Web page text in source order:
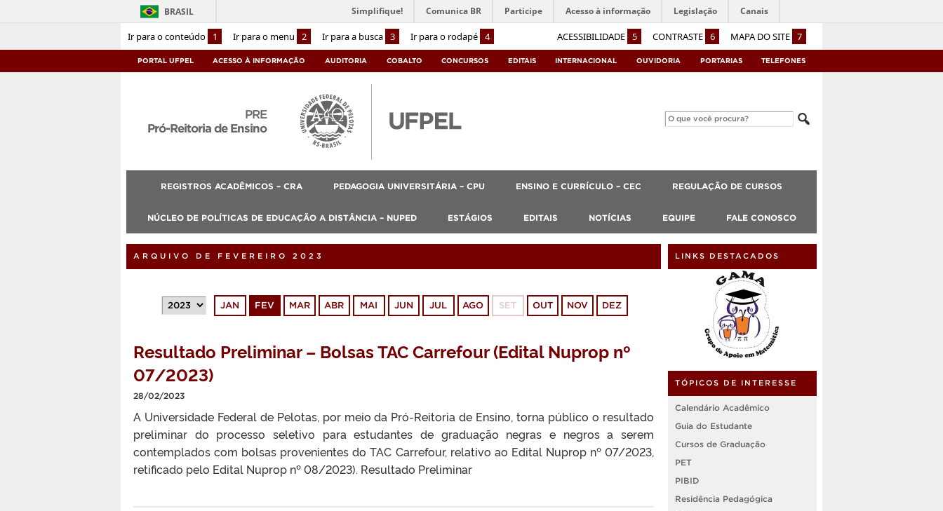
Ir para o conteúdo 1 Ir para o menu 2 Ir para a busca 3 Ir para o rodapé 4 ACESSIBILIDADE 5 CONTRASTE 6 MAPA DO SITE 7
BRASIL Simplifique! Comunica BR Participe Acesso à informação Legislação Canais
PORTAL UFPEL ACESSO À INFORMAÇÃO AUDITORIA COBALTO CONCURSOS EDITAIS INTERNACIONAL OUVIDORIA PORTARIAS TELEFONES
PRE
Pró-Reitoria de Ensino
REGISTROS ACADÊMICOS – CRA PEDAGOGIA UNIVERSITÁRIA – CPU ENSINO E CURRÍCULO – CEC REGULAÇÃO DE CURSOS
NÚCLEO DE POLÍTICAS DE EDUCAÇÃO A DISTÂNCIA – NUPED ESTÁGIOS EDITAIS NOTÍCIAS EQUIPE FALE CONOSCO
ARQUIVO DE FEVEREIRO 2023
JAN FEV MAR ABR MAI JUN JUL AGO SET OUT NOV DEZ
Resultado Preliminar – Bolsas TAC Carrefour (Edital Nuprop nº
07/2023)
28/02/2023
A Universidade Federal de Pelotas, por meio da Pró-Reitoria de Ensino, torna público o resultado
preliminar do processo seletivo para estudantes de graduação negras e negros a serem
contemplados com bolsas provenientes do TAC Carrefour, relativo ao Edital Nuprop nº 07/2023,
retificado pelo Edital Nuprop nº 08/2023). Resultado Preliminar
LINKS DESTACADOS
TÓPICOS DE INTERESSE
Calendário Acadêmico
Guia do Estudante
Cursos de Graduação
PET
PIBID
Residência Pedagógica